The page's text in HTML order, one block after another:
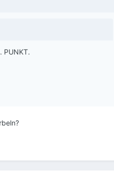
PUNKT.